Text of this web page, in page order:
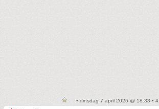
• dinsdag 7 april 2026 @ 18:38 • 4